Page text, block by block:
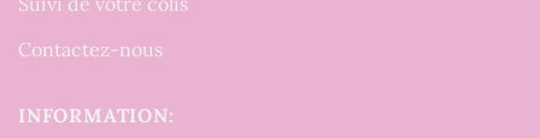
Contactez-nous
INFORMATION: